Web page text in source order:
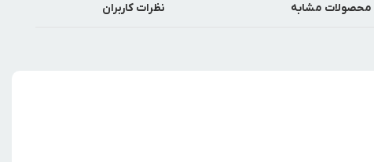
محصولات مشابه نظرات کاربران